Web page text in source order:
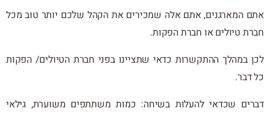
אתם המארגנים, אתם אלה שמכירים את הקהל שלכם יותר טוב מכל
חברת טיולים או חברת הפקות.
לכן במהלך ההתקשרות כדאי שתציינו בפני חברת הטיולים/ הפקות
כל דבר.
דברים שכדאי להעלות בשיחה: כמות משתתפים משוערת, גילאי